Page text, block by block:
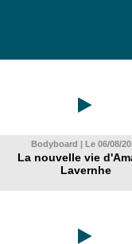
Bodyboard | Le 06/08/
La nouvelle vie
Lavernhe